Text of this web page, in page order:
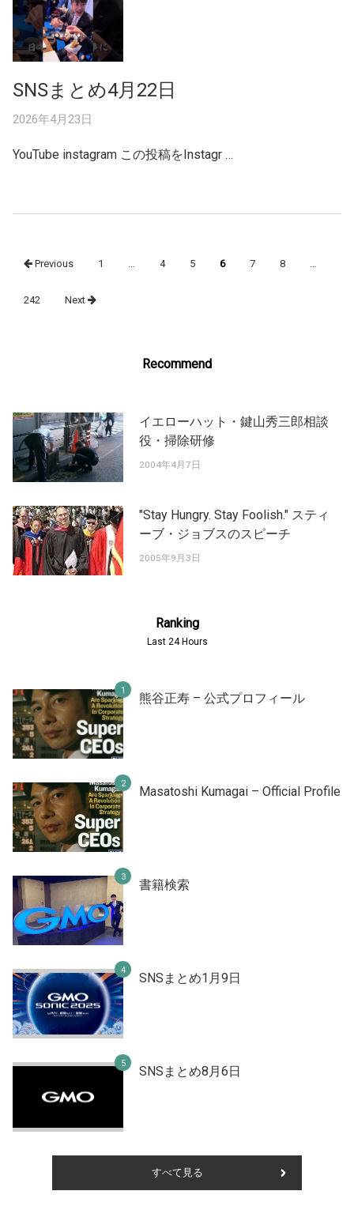
SNSまとめ4月22日
2026年4月23日
YouTube instagram この投稿をInstagr …
navigation
Previous 1 4 5 6 7 8
242 Next
Recommend
イエローハット・鍵山秀三郎相談
役・掃除研修
2004年4月7日
"Stay Hungry. Stay Foolish." スティ
ーブ・ジョブスのスピーチ
2005年9月3日
Ranking
Last 24 Hours
熊谷正寿 – 公式プロフィール
Masatoshi Kumagai – Official Profile
書籍検索
SNSまとめ1月9日
SNSまとめ8月6日
すべて見る